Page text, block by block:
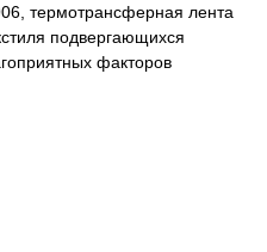
термотрансферная лента
подвергающихся
факторов